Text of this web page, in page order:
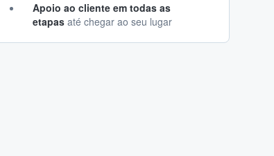
Apoio ao cliente em todas as
etapas até chegar ao seu lugar